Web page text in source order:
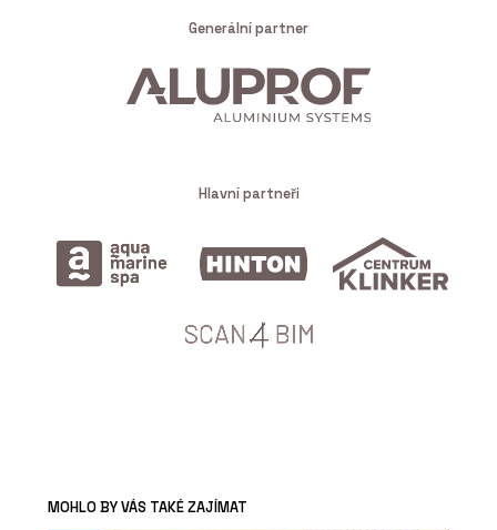
Generální partner
Hlavní partneři
MOHLO BY VÁS TAKÉ ZAJÍMAT